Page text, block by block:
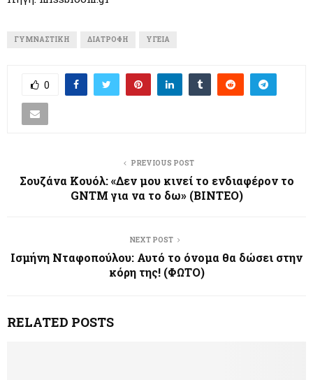
ΓΥΜΝΑΣΤΙΚΉ ΔΙΑΤΡΟΦΉ ΥΓΕΊΑ
0
PREVIOUS POST
Σουζάνα Κουόλ: «Δεν μου κινεί το ενδιαφέρον το
GNTM για να το δω» (ΒΙΝΤΕΟ)
NEXT POST
Ισμήνη Νταφοπούλου: Αυτό το όνομα θα δώσει στην
κόρη της! (ΦΩΤΟ)
RELATED POSTS